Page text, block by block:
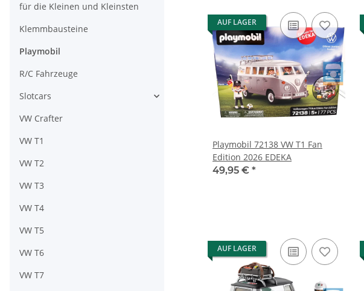
AUF LAGER
Playmobil 72138 VW T1 Fan
Edition 2026 EDEKA
49,95 € *
AUF LAGER
für die Kleinen und Kleinsten
Klemmbausteine
Playmobil
R/C Fahrzeuge
Slotcars
VW Crafter
VW T1
VW T2
VW T3
VW T4
VW T5
VW T6
VW T7